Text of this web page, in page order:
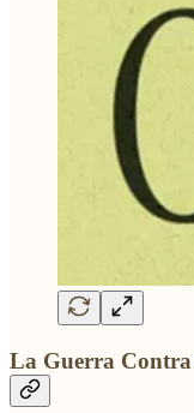
La Guerra